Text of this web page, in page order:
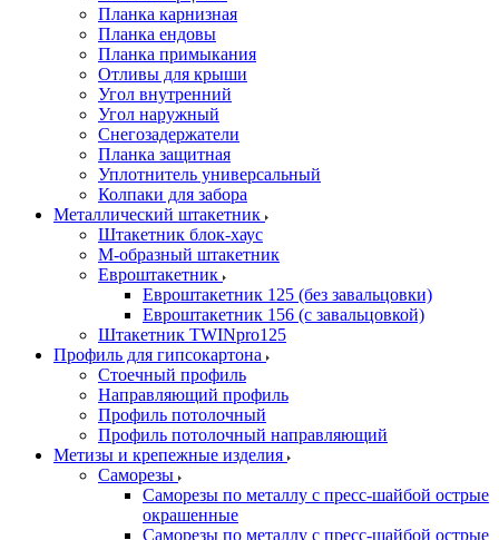
Планка карнизная
Планка ендовы
Планка примыкания
Отливы для крыши
Угол внутренний
Угол наружный
Снегозадержатели
Планка защитная
Уплотнитель универсальный
Колпаки для забора
Металлический штакетник
Штакетник блок-хаус
М-образный штакетник
Евроштакетник
Евроштакетник 125 (без завальцовки)
Евроштакетник 156 (с завальцовкой)
Штакетник TWINpro125
Профиль для гипсокартона
Стоечный профиль
Направляющий профиль
Профиль потолочный
Профиль потолочный направляющий
Метизы и крепежные изделия
Саморезы
Саморезы по металлу с пресс-шайбой острые
окрашенные
Саморезы по металлу с пресс-шайбой острые